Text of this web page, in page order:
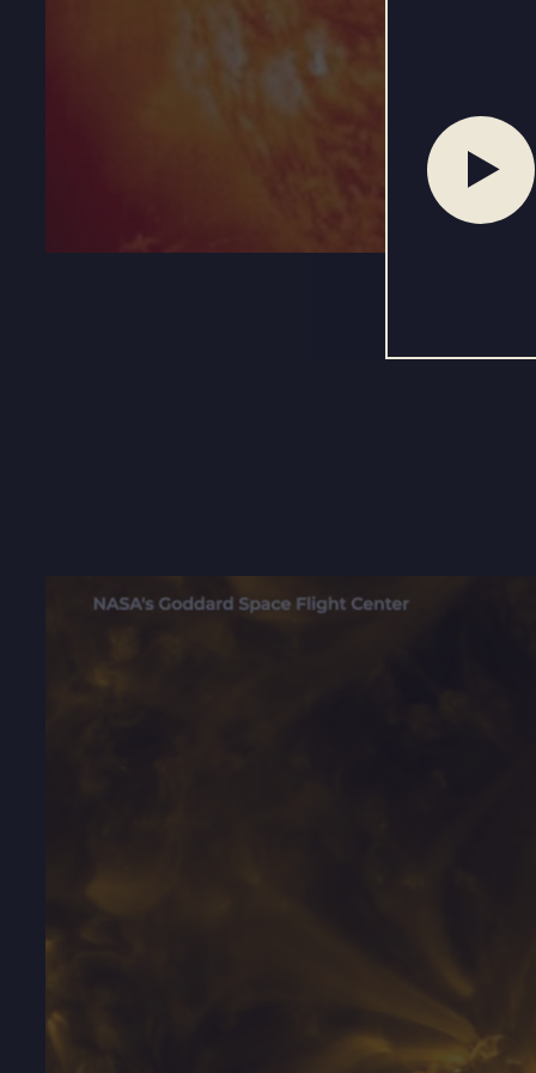
Play
Reproducir
audio